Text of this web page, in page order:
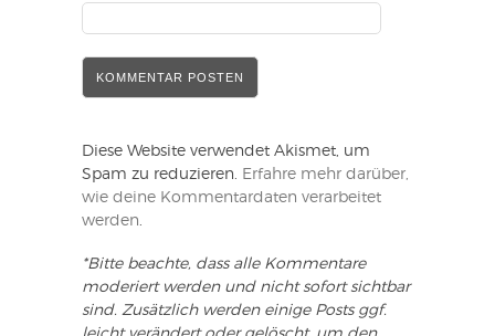
Diese Website verwendet Akismet, um
Spam zu reduzieren. Erfahre mehr darüber,
wie deine Kommentardaten verarbeitet
werden.
*Bitte beachte, dass alle Kommentare
moderiert werden und nicht sofort sichtbar
sind. Zusätzlich werden einige Posts ggf.